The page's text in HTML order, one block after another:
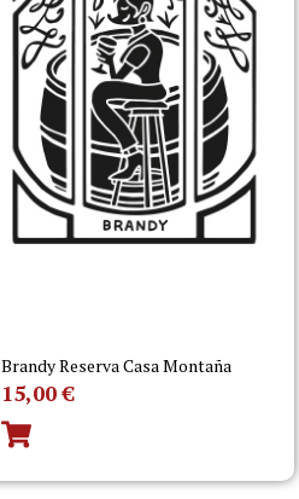
Brandy Reserva Casa Montaña
15,00€